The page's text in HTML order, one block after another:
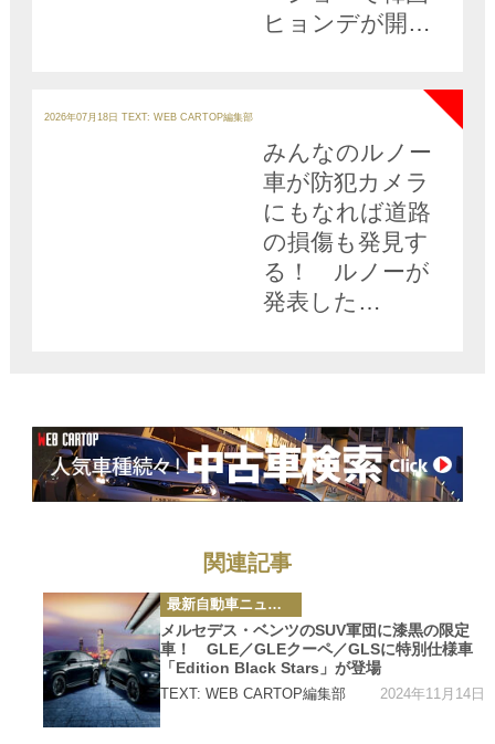
ヒョンデが開催
意とは？
テ
2026年07月18日 TEXT: WEB CARTOP編集部
みんなのルノー
車が防犯カメラ
にもなれば道路
の損傷も発見す
る！ ルノーが
発表した
高める可能性大!!
関連記事
カ
テ
ゴ
リ
ー
最新自動車ニュース
メルセデス・ベンツのSUV軍団に漆黒の限定
車！ GLE／GLEクーペ／GLSに特別仕様車
「Edition Black Stars」が登場
TEXT: WEB CARTOP編集部 2024年11月14日